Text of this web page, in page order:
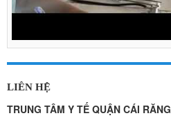
LIÊN HỆ
TRUNG TÂM Y TẾ QUẬN CÁI RĂNG